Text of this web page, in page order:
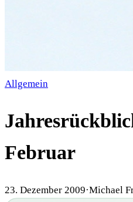
Allgemein
Februar
23. Dezember 2009·Michael